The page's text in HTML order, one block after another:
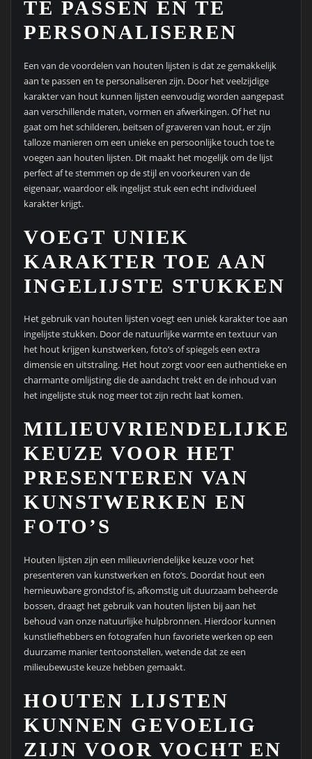
TE PASSEN EN TE
PERSONALISEREN
Een van de voordelen van houten lijsten is dat ze gemakkelijk
aan te passen en te personaliseren zijn. Door het veelzijdige
karakter van hout kunnen lijsten eenvoudig worden aangepast
aan verschillende maten, vormen en afwerkingen. Of het nu
gaat om het schilderen, beitsen of graveren van hout, er zijn
talloze manieren om een unieke en persoonlijke touch toe te
voegen aan houten lijsten. Dit maakt het mogelijk om de lijst
perfect af te stemmen op de stijl en voorkeuren van de
eigenaar, waardoor elk ingelijst stuk een echt individueel
karakter krijgt.
VOEGT UNIEK
KARAKTER TOE AAN
INGELIJSTE STUKKEN
Het gebruik van houten lijsten voegt een uniek karakter toe aan
ingelijste stukken. Door de natuurlijke warmte en textuur van
het hout krijgen kunstwerken, foto’s of spiegels een extra
dimensie en uitstraling. Het hout zorgt voor een authentieke en
charmante omlijsting die de aandacht trekt en de inhoud van
het ingelijste stuk nog meer tot zijn recht laat komen.
MILIEUVRIENDELIJKE
KEUZE VOOR HET
PRESENTEREN VAN
KUNSTWERKEN EN
FOTO’S
Houten lijsten zijn een milieuvriendelijke keuze voor het
presenteren van kunstwerken en foto’s. Doordat hout een
hernieuwbare grondstof is, afkomstig uit duurzaam beheerde
bossen, draagt het gebruik van houten lijsten bij aan het
behoud van onze natuurlijke hulpbronnen. Hierdoor kunnen
kunstliefhebbers en fotografen hun favoriete werken op een
duurzame manier tentoonstellen, wetende dat ze een
milieubewuste keuze hebben gemaakt.
HOUTEN LIJSTEN
KUNNEN GEVOELIG
ZIJN VOOR VOCHT EN